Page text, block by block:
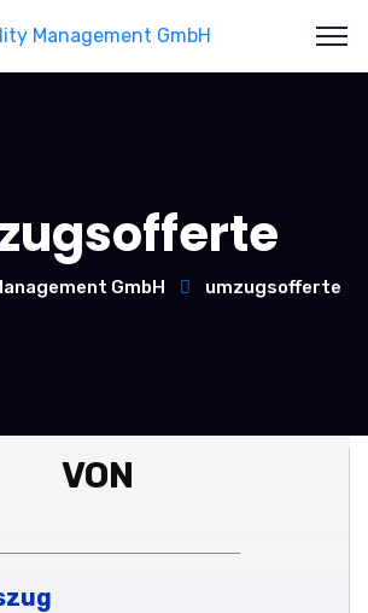
GmbH umzugsofferte
VON